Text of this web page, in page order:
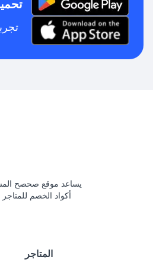
يساعد موقع صحصح
أكواد الخصم
المتاجر